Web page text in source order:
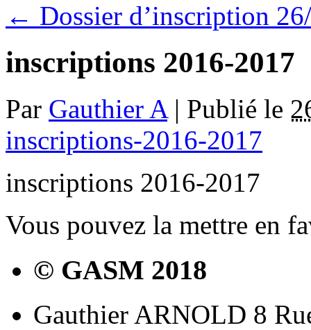
← Dossier d’inscription
inscriptions 2016-2017
Par Gauthier A | Publié le
inscriptions-2016-2017
inscriptions 2016-2017
Vous pouvez la mettre en
© GASM 2018
Gauthier ARNOLD 8